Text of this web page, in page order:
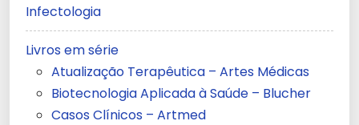
Infectologia
Livros em série
Atualização Terapêutica – Artes Médicas
Biotecnologia Aplicada à Saúde – Blucher
Casos Clínicos – Artmed